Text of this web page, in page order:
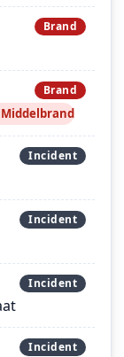
Brand
Brand
Middelbrand
Incident
Incident
Incident
Incident